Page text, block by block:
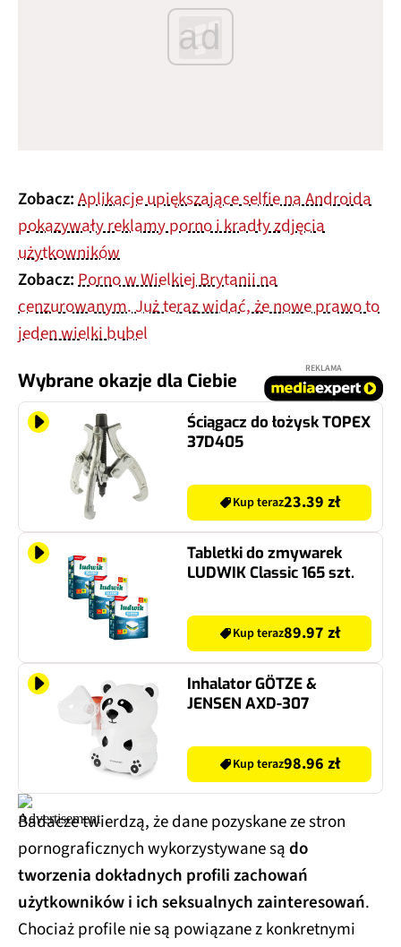
ad
Zobacz:Aplikacje upiększające selfie na Androida
pokazywały reklamy porno i kradły zdjęcia
użytkowników
Zobacz:Porno w Wielkiej Brytanii na
cenzurowanym. Już teraz widać, że nowe prawo to
jeden wielki bubel
Wybrane okazje dla Ciebie
REKLAMA
Ściągacz do łożysk TOPEX
37D405
Kup teraz23.39 zł
Tabletki do zmywarek
LUDWIK Classic 165 szt.
Kup teraz89.97 zł
Inhalator GÖTZE &
JENSEN AXD-307
Kup teraz98.96 zł
Badacze twierdzą, że dane pozyskane ze stron
pornograficznych wykorzystywane sądo
tworzenia dokładnych profili zachowań
użytkowników i ich seksualnych zainteresowań.
Chociaż profile nie są powiązane z konkretnymi